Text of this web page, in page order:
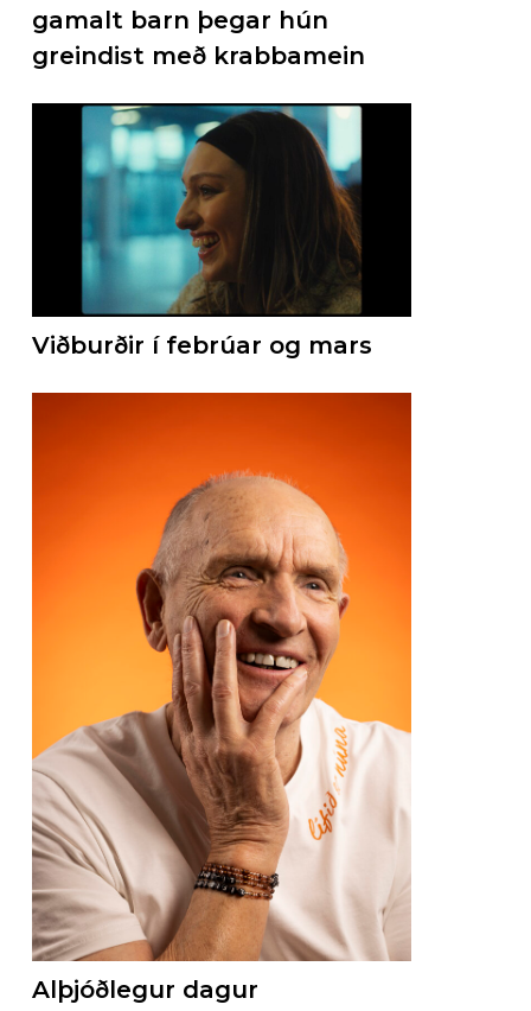
gamalt barn þegar hún
greindist með krabbamein
Viðburðir í febrúar og mars
Alþjóðlegur dagur